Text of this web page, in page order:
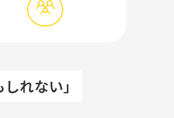
れない」